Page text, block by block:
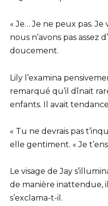
« Je… Je ne peux pas.
nous n’avons pas assez
doucement.
Lily l’examina
remarqué qu’il dînait
enfants. Il avait
« Tu ne devrais pas
elle gentiment. « Je
Le visage de Jay
de manière inattendue, il
s’exclama-t-il.